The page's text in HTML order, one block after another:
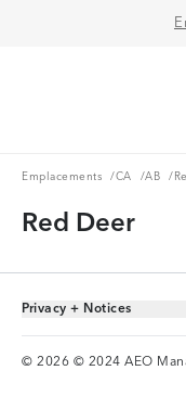
Emplacements
Emplacements /CA
CA /AB
AB /
Red Deer
Toggle Accordion
Privacy + Notices
© 2026 © 2024 AEO